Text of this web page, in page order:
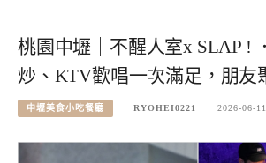
桃園中壢｜不醒人室x SLAP !
炒、KTV歡唱一次滿足，朋友
中壢美食小吃餐廳 RYOHEI0221 2026-06-11